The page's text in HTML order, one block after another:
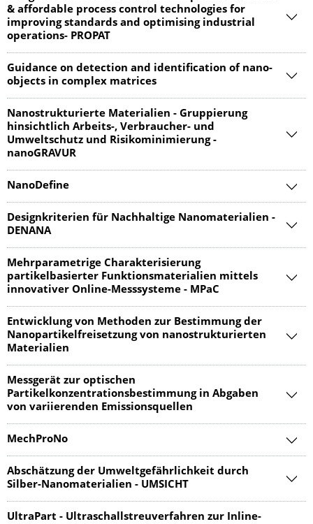
& affordable process control technologies for
improving standards and optimising industrial
operations- PROPAT
Guidance on detection and identification of nano-
objects in complex matrices
Nanostrukturierte Materialien - Gruppierung
hinsichtlich Arbeits-, Verbraucher- und
Umweltschutz und Risikominimierung -
nanoGRAVUR
NanoDefine
Designkriterien für Nachhaltige Nanomaterialien -
DENANA
Mehrparametrige Charakterisierung
partikelbasierter Funktionsmaterialien mittels
innovativer Online-Messsysteme - MPaC
Entwicklung von Methoden zur Bestimmung der
Nanopartikelfreisetzung von nanostrukturierten
Materialien
Messgerät zur optischen
Partikelkonzentrationsbestimmung in Abgaben
von variierenden Emissionsquellen
MechProNo
Abschätzung der Umweltgefährlichkeit durch
Silber-Nanomaterialien - UMSICHT
UltraPart - Ultraschallstreuverfahren zur Inline-